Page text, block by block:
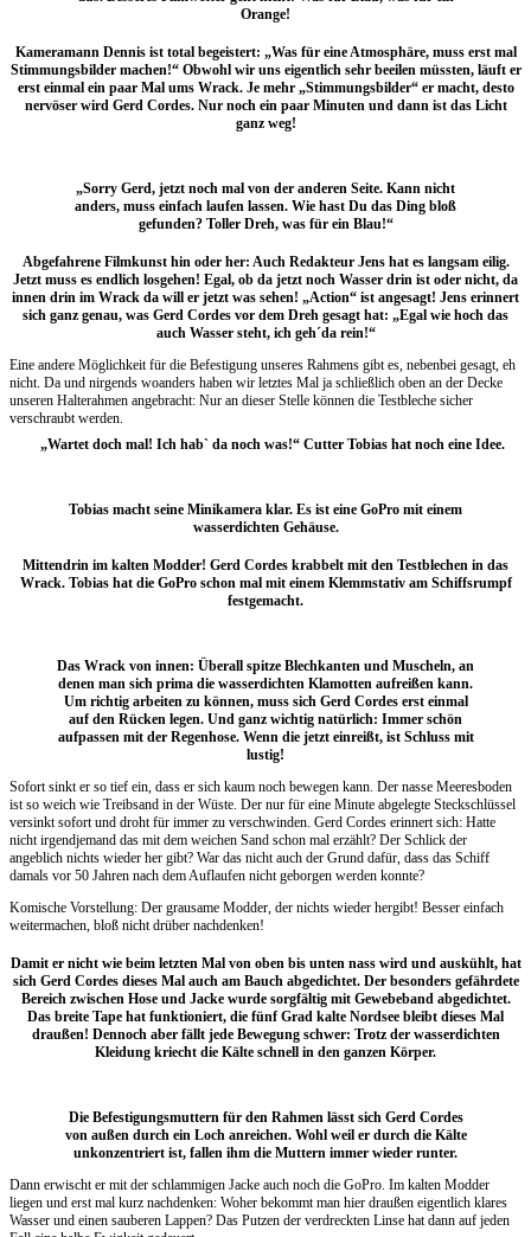
Orange!
Kameramann Dennis ist total begeistert: „Was für eine Atmosphäre, muss erst mal
Stimmungsbilder machen!“ Obwohl wir uns eigentlich sehr beeilen müssten, läuft er
erst einmal ein paar Mal ums Wrack. Je mehr „Stimmungsbilder“ er macht, desto
nervöser wird Gerd Cordes. Nur noch ein paar Minuten und dann ist das Licht
ganz weg!
„Sorry Gerd, jetzt noch mal von der anderen Seite. Kann nicht
anders, muss einfach laufen lassen. Wie hast Du das Ding bloß
gefunden? Toller Dreh, was für ein Blau!“
Abgefahrene Filmkunst hin oder her: Auch Redakteur Jens hat es langsam eilig.
Jetzt muss es endlich losgehen! Egal, ob da jetzt noch Wasser drin ist oder nicht, da
innen drin im Wrack da will er jetzt was sehen! „Action“ ist angesagt! Jens erinnert
sich ganz genau, was Gerd Cordes vor dem Dreh gesagt hat: „Egal wie hoch das
auch Wasser steht, ich geh´da rein!“
Eine andere Möglichkeit für die Befestigung unseres Rahmens gibt es, nebenbei gesagt, eh
nicht. Da und nirgends woanders haben wir letztes Mal ja schließlich oben an der Decke
unseren Halterahmen angebracht: Nur an dieser Stelle können die Testbleche sicher
verschraubt werden.
„Wartet doch mal! Ich hab` da noch was!“ Cutter Tobias hat noch eine Idee.
Tobias macht seine Minikamera klar. Es ist eine GoPro mit einem
wasserdichten Gehäuse.
Mittendrin im kalten Modder! Gerd Cordes krabbelt mit den Testblechen in das
Wrack. Tobias hat die GoPro schon mal mit einem Klemmstativ am Schiffsrumpf
festgemacht.
Das Wrack von innen: Überall spitze Blechkanten und Muscheln, an
denen man sich prima die wasserdichten Klamotten aufreißen kann.
Um richtig arbeiten zu können, muss sich Gerd Cordes erst einmal
auf den Rücken legen. Und ganz wichtig natürlich: Immer schön
aufpassen mit der Regenhose. Wenn die jetzt einreißt, ist Schluss mit
lustig!
Sofort sinkt er so tief ein, dass er sich kaum noch bewegen kann. Der nasse Meeresboden
ist so weich wie Treibsand in der Wüste. Der nur für eine Minute abgelegte Steckschlüssel
versinkt sofort und droht für immer zu verschwinden. Gerd Cordes erinnert sich: Hatte
nicht irgendjemand das mit dem weichen Sand schon mal erzählt? Der Schlick der
angeblich nichts wieder her gibt? War das nicht auch der Grund dafür, dass das Schiff
damals vor 50 Jahren nach dem Auflaufen nicht geborgen werden konnte?
Komische Vorstellung: Der grausame Modder, der nichts wieder hergibt! Besser einfach
weitermachen, bloß nicht drüber nachdenken!
Damit er nicht wie beim letzten Mal von oben bis unten nass wird und auskühlt, hat
sich Gerd Cordes dieses Mal auch am Bauch abgedichtet. Der besonders gefährdete
Bereich zwischen Hose und Jacke wurde sorgfältig mit Gewebeband abgedichtet.
Das breite Tape hat funktioniert, die fünf Grad kalte Nordsee bleibt dieses Mal
draußen! Dennoch aber fällt jede Bewegung schwer: Trotz der wasserdichten
Kleidung kriecht die Kälte schnell in den ganzen Körper.
Die Befestigungsmuttern für den Rahmen lässt sich Gerd Cordes
von außen durch ein Loch anreichen. Wohl weil er durch die Kälte
unkonzentriert ist, fallen ihm die Muttern immer wieder runter.
Dann erwischt er mit der schlammigen Jacke auch noch die GoPro. Im kalten Modder
liegen und erst mal kurz nachdenken: Woher bekommt man hier draußen eigentlich klares
Wasser und einen sauberen Lappen? Das Putzen der verdreckten Linse hat dann auf jeden